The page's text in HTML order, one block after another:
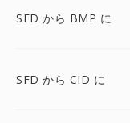
SFD から BMP に
SFD から CID に